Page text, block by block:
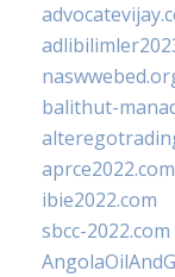
balithut-
aprce2022.com
ibie2022.com
sbcc-2022.com